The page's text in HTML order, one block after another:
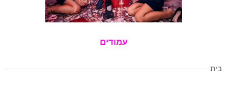
עמודים
בית